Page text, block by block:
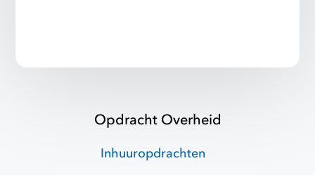
Opdracht Overheid
Inhuuropdrachten